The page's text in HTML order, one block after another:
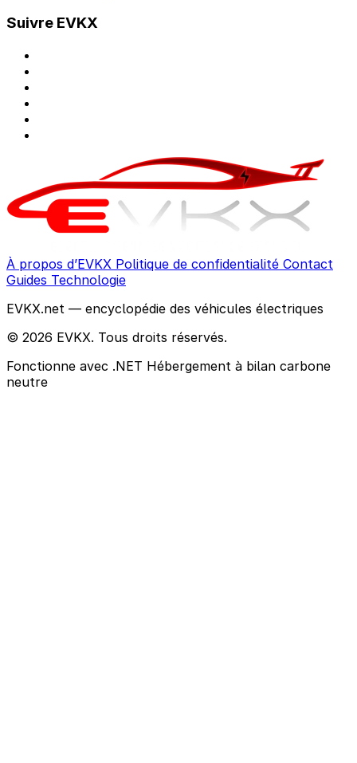
Suivre EVKX
À propos d’EVKX Politique de confidentialité Contact
Guides Technologie
EVKX.net — encyclopédie des véhicules électriques
© 2026 EVKX. Tous droits réservés.
Fonctionne avec .NET Hébergement à bilan carbone
neutre